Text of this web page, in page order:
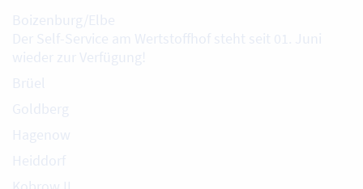
Boizenburg/Elbe
Der Self-Service am Wertstoffhof steht seit 01. Juni
wieder zur Verfügung!
Brüel
Goldberg
Hagenow
Heiddorf